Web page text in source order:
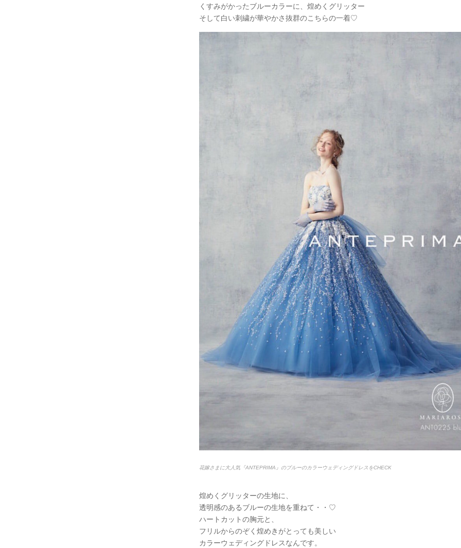
くすみがかったブルーカラーに、煌めくグリッター
そして白い刺繍が華やかさ抜群のこちらの一着♡
花嫁さまに大人気『ANTEPRIMA』のブルーのカラーウェディングドレスをCHECK
煌めくグリッターの生地に、
透明感のあるブルーの生地を重ねて・・♡
ハートカットの胸元と、
フリルからのぞく煌めきがとっても美しい
カラーウェディングドレスなんです。